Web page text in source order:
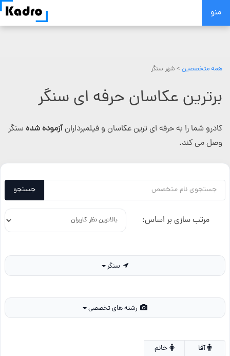
Skip
منو
همه متخصصین > شهر سنگر
برترین عکاسان حرفه ای سنگر
کادرو شما را به حرفه ای ترین عکاسان و فیلمبردارانآزموده شدهسنگر
وصل می کند.
جستجو
مرتب سازی بر اساس:
خانم